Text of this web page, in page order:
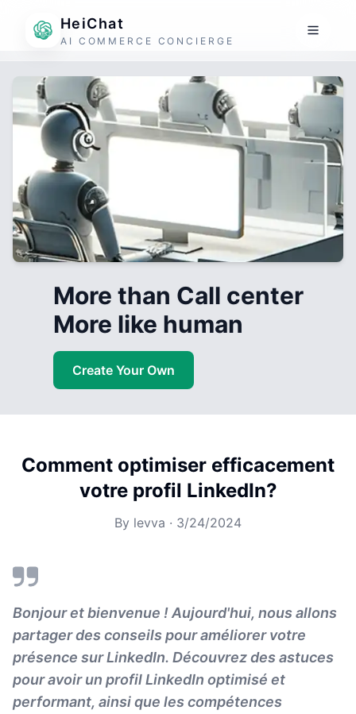
HeiChat
AI COMMERCE CONCIERGE
More than Call center
More like human
Create Your Own
Comment optimiser efficacement
votre profil LinkedIn?
By levva · 3/24/2024
Bonjour et bienvenue ! Aujourd'hui, nous allons
partager des conseils pour améliorer votre
présence sur LinkedIn. Découvrez des astuces
pour avoir un profil LinkedIn optimisé et
performant, ainsi que les compétences